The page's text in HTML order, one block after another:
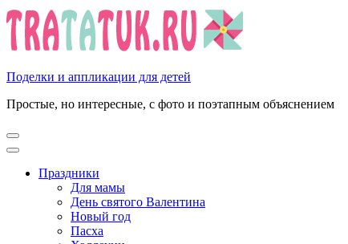
Перейти
к
содержимому
Enter)
Поделки и аппликации для детей
Простые, но интересные, с фото и поэтапным объяснением
Праздники
Для мамы
День святого Валентина
Новый год
Пасха